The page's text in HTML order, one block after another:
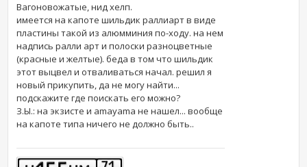
Вагоновожатые, нид хелп.
имеется на капоте шильдик раллиарт в виде
пластины такой из алюмминия по-ходу. на нем
надпись ралли арт и полоски разноцветные
(красные и желтые). беда в том что шильдик
этот выцвел и отваливаться начал. решил я
новый прикупить, да не могу найти...
подскажите где поискать его можно?
З.Ы.: на экзисте и amayama не нашел... вообще
на капоте типа ничего не должно быть..